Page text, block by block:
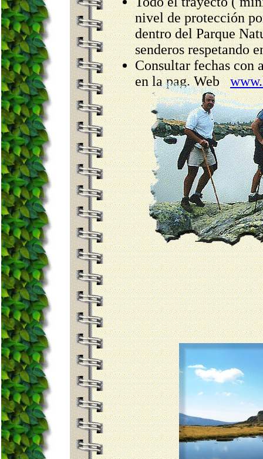
nivel de protección
dentro del Parque
senderos respetando
Consultar fechas con
en la pag. Web